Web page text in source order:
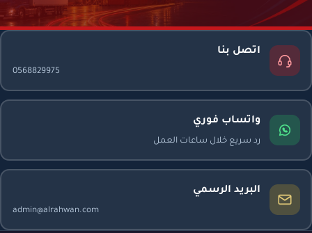
اتصل بنا
0568829975
واتساب فوري
رد سريع خلال ساعات العمل
البريد الرسمي
admin@alrahwan.com